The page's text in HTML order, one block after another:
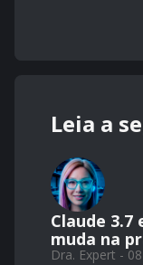
Leia a
Claude
muda na
Dra. Expert -